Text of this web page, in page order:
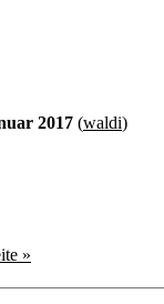
2017 (waldi)
»